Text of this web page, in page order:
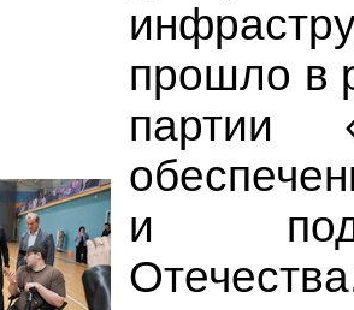
прошло в
партии
и